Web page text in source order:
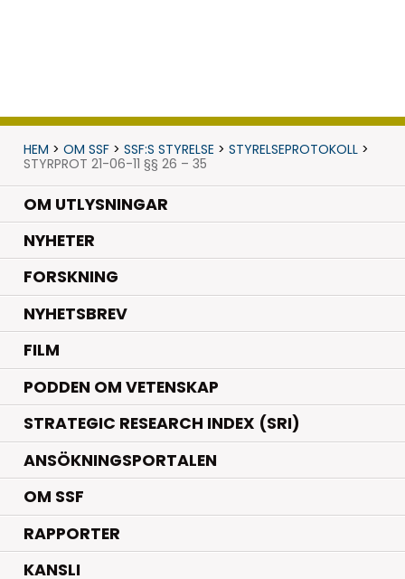
HEM > OM SSF> SSF:S STYRELSE > STYRELSEPROTOKOLL>
STYRPROT 21-06-11 §§ 26 – 35
OM UTLYSNINGAR
NYHETER.
FORSKNING.
NYHETSBREV
FILM
PODDEN OM VETENSKAP
STRATEGIC RESEARCH INDEX (SRI)
ANSÖKNINGSPORTALEN
OM SSF
RAPPORTER
KANSLI